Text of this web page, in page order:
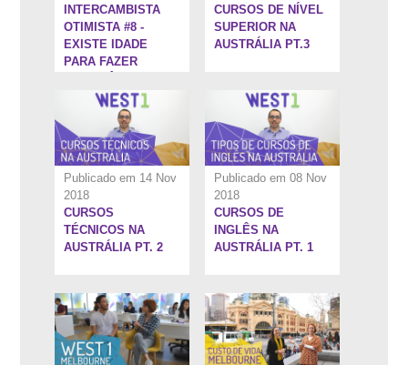
INTERCAMBISTA
OTIMISTA #8 -
EXISTE IDADE
PARA FAZER
CURSOS DE NÍVEL
SUPERIOR NA
AUSTRÁLIA PT.3
Publicado em 14 Nov
2018
CURSOS
TÉCNICOS NA
AUSTRÁLIA PT. 2
Publicado em 08 Nov
2018
CURSOS DE
INGLÊS NA
AUSTRÁLIA PT. 1